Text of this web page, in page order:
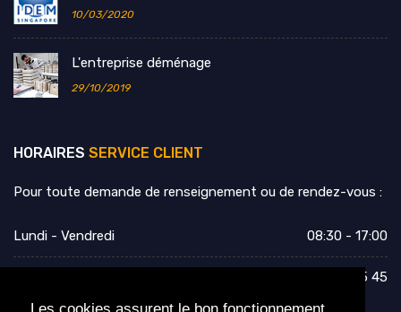
10/03/2020
L'entreprise déménage
29/10/2019
HORAIRES SERVICE CLIENT
Pour toute demande de renseignement ou de rendez-vous :
Lundi - Vendredi 08:30 - 17:00
+33 (0)2 54 76 65 45